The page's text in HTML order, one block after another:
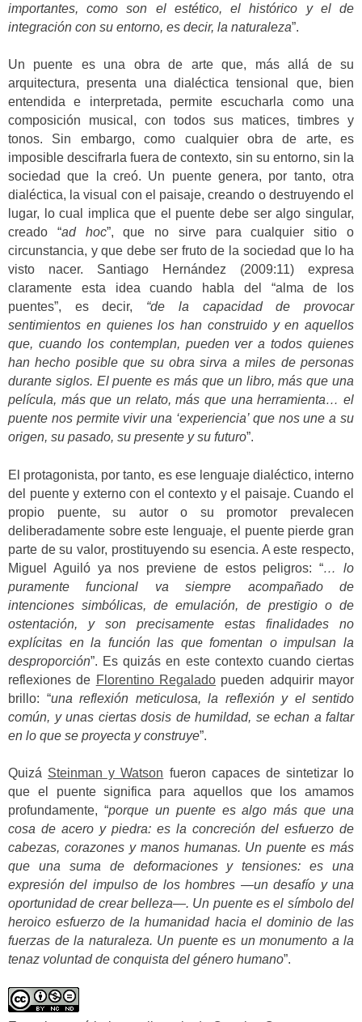
importantes, como son el estético, el histórico y el de
integración con su entorno, es decir, la naturaleza”.
Un puente es una obra de arte que, más allá de su
arquitectura, presenta una dialéctica tensional que, bien
entendida e interpretada, permite escucharla como una
composición musical, con todos sus matices, timbres y
tonos. Sin embargo, como cualquier obra de arte, es
imposible descifrarla fuera de contexto, sin su entorno, sin la
sociedad que la creó. Un puente genera, por tanto, otra
dialéctica, la visual con el paisaje, creando o destruyendo el
lugar, lo cual implica que el puente debe ser algo singular,
creado “ad hoc”, que no sirve para cualquier sitio o
circunstancia, y que debe ser fruto de la sociedad que lo ha
visto nacer. Santiago Hernández (2009:11) expresa
claramente esta idea cuando habla del “alma de los
puentes”, es decir, “de la capacidad de provocar
sentimientos en quienes los han construido y en aquellos
que, cuando los contemplan, pueden ver a todos quienes
han hecho posible que su obra sirva a miles de personas
durante siglos. El puente es más que un libro, más que una
película, más que un relato, más que una herramienta… el
puente nos permite vivir una ‘experiencia’ que nos une a su
origen, su pasado, su presente y su futuro”.
El protagonista, por tanto, es ese lenguaje dialéctico, interno
del puente y externo con el contexto y el paisaje. Cuando el
propio puente, su autor o su promotor prevalecen
deliberadamente sobre este lenguaje, el puente pierde gran
parte de su valor, prostituyendo su esencia. A este respecto,
Miguel Aguiló ya nos previene de estos peligros: “… lo
puramente funcional va siempre acompañado de
intenciones simbólicas, de emulación, de prestigio o de
ostentación, y son precisamente estas finalidades no
explícitas en la función las que fomentan o impulsan la
desproporción”. Es quizás en este contexto cuando ciertas
reflexiones de Florentino Regalado pueden adquirir mayor
brillo: “una reflexión meticulosa, la reflexión y el sentido
común, y unas ciertas dosis de humildad, se echan a faltar
en lo que se proyecta y construye”.
Quizá Steinman y Watson fueron capaces de sintetizar lo
que el puente significa para aquellos que los amamos
profundamente, “porque un puente es algo más que una
cosa de acero y piedra: es la concreción del esfuerzo de
cabezas, corazones y manos humanas. Un puente es más
que una suma de deformaciones y tensiones: es una
expresión del impulso de los hombres —un desafío y una
oportunidad de crear belleza—. Un puente es el símbolo del
heroico esfuerzo de la humanidad hacia el dominio de las
fuerzas de la naturaleza. Un puente es un monumento a la
tenaz voluntad de conquista del género humano”.